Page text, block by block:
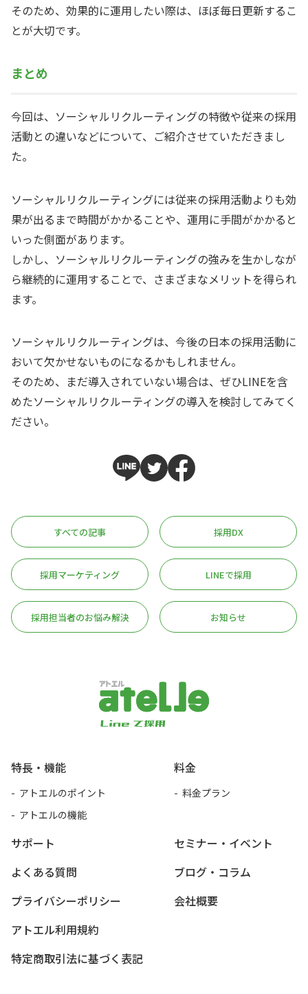
そのため、効果的に運用したい際は、ほぼ毎日更新するこ
とが大切です。
まとめ
今回は、ソーシャルリクルーティングの特徴や従来の採用
活動との違いなどについて、ご紹介させていただきまし
た。
ソーシャルリクルーティングには従来の採用活動よりも効
果が出るまで時間がかかることや、運用に手間がかかると
いった側面があります。
しかし、ソーシャルリクルーティングの強みを生かしなが
ら継続的に運用することで、さまざまなメリットを得られ
ます。
ソーシャルリクルーティングは、今後の日本の採用活動に
おいて欠かせないものになるかもしれません。
そのため、まだ導入されていない場合は、ぜひLINEを含
めたソーシャルリクルーティングの導入を検討してみてく
ださい。
すべての記事 採用DX
採用マーケティング LINEで採用
採用担当者のお悩み解決 お知らせ
特長・機能
アトエルのポイント
アトエルの機能
料金
料金プラン
サポート
会社概要
セミナー・イベント
よくある質問
ブログ・コラム
プライバシーポリシー
アトエル利用規約
特定商取引法に基づく表記